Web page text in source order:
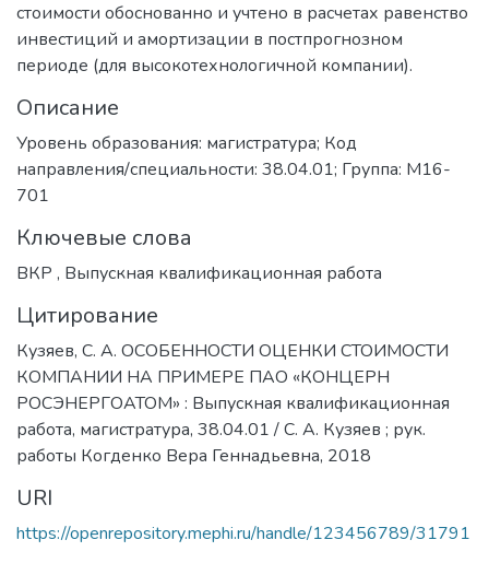
стоимости обоснованно и учтено в расчетах равенство
инвестиций и амортизации в постпрогнозном
периоде (для высокотехнологичной компании).
Описание
Уровень образования: магистратура; Код
направления/специальности: 38.04.01; Группа: М16-
701
Ключевые слова
ВКР , Выпускная квалификационная работа
Цитирование
Кузяев, С. А. ОСОБЕННОСТИ ОЦЕНКИ СТОИМОСТИ
КОМПАНИИ НА ПРИМЕРЕ ПАО «КОНЦЕРН
РОСЭНЕРГОАТОМ» : Выпускная квалификационная
работа, магистратура, 38.04.01 / С. А. Кузяев ; рук.
работы Когденко Вера Геннадьевна, 2018
URI
https://openrepository.mephi.ru/handle/123456789/31791